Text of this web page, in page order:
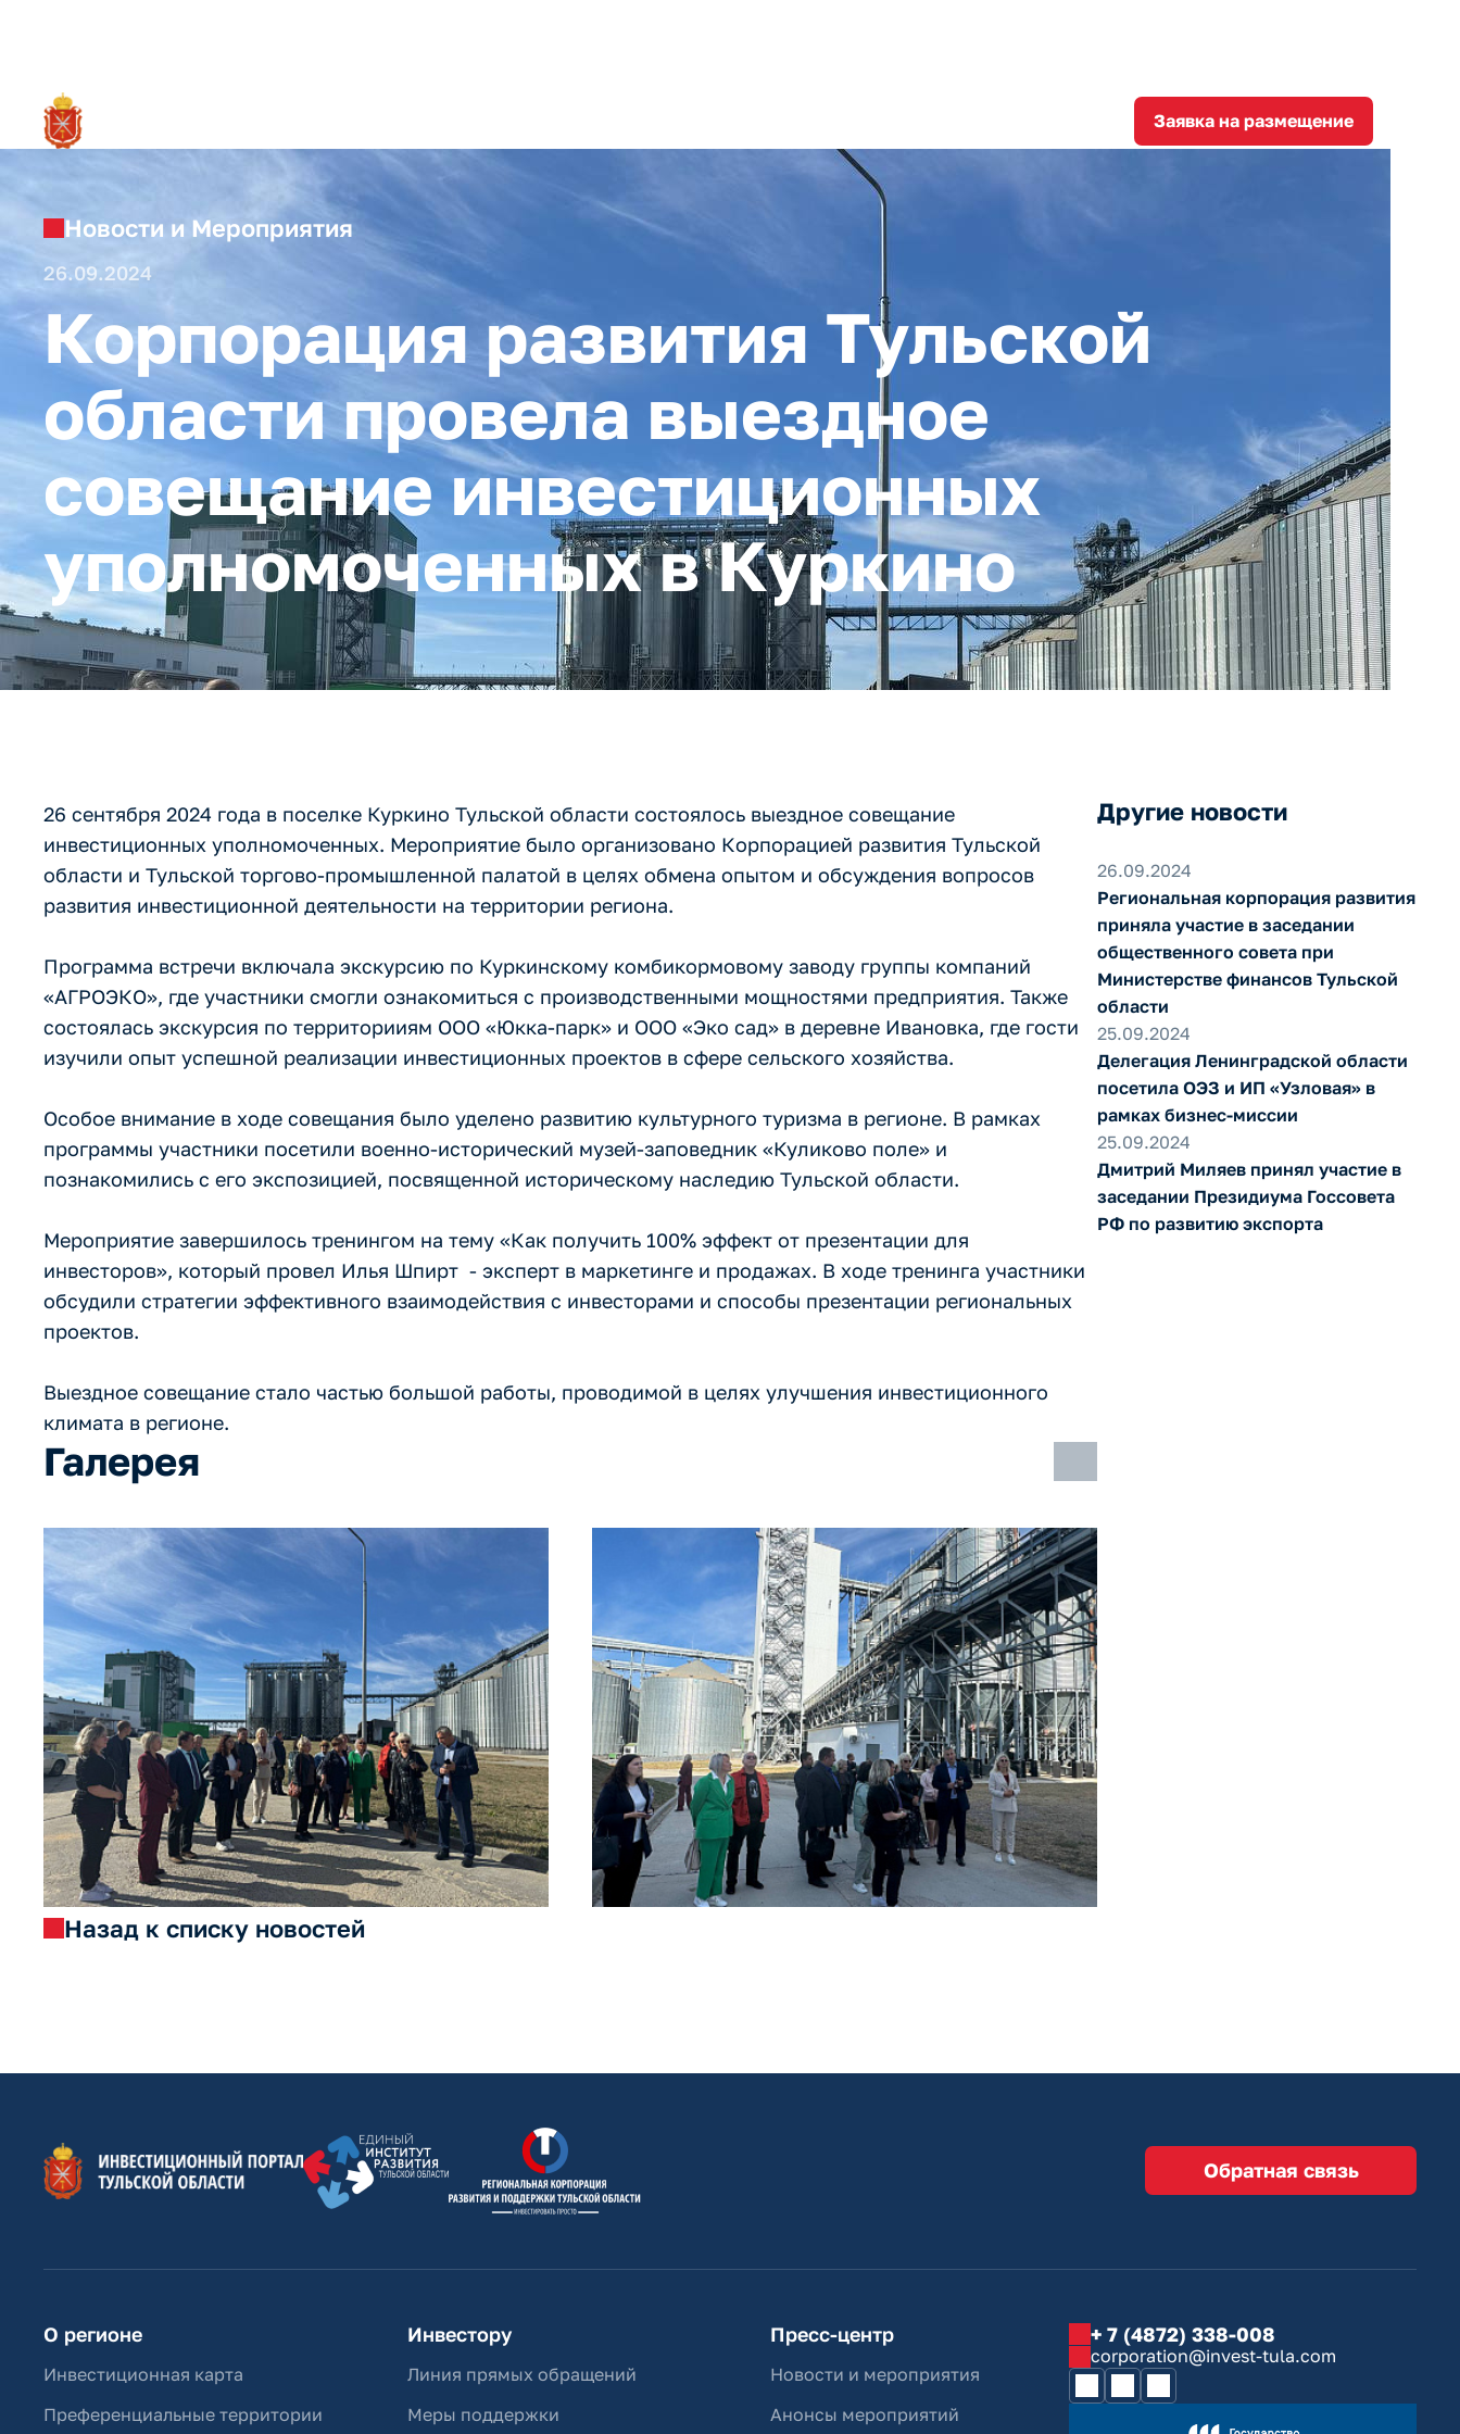
Заявка на размещение
Новости и Мероприятия
26.09.2024
Корпорация развития Тульской
области провела выездное
совещание инвестиционных
уполномоченных в Куркино
26 сентября 2024 года в поселке Куркино Тульской области состоялось выездное совещание
инвестиционных уполномоченных. Мероприятие было организовано Корпорацией развития Тульской
области и Тульской торгово-промышленной палатой в целях обмена опытом и обсуждения вопросов
развития инвестиционной деятельности на территории региона.
Программа встречи включала экскурсию по Куркинскому комбикормовому заводу группы компаний
«АГРОЭКО», где участники смогли ознакомиться с производственными мощностями предприятия. Также
состоялась экскурсия по территорииям ООО «Юкка-парк» и ООО «Эко сад» в деревне Ивановка, где гости
изучили опыт успешной реализации инвестиционных проектов в сфере сельского хозяйства.
Особое внимание в ходе совещания было уделено развитию культурного туризма в регионе. В рамках
программы участники посетили военно-исторический музей-заповедник «Куликово поле» и
познакомились с его экспозицией, посвященной историческому наследию Тульской области.
Мероприятие завершилось тренингом на тему «Как получить 100% эффект от презентации для
инвесторов», который провел Илья Шпирт - эксперт в маркетинге и продажах. В ходе тренинга участники
обсудили стратегии эффективного взаимодействия с инвесторами и способы презентации региональных
проектов.
Выездное совещание стало частью большой работы, проводимой в целях улучшения инвестиционного
климата в регионе.
Галерея
Назад к списку новостей
Другие новости
26.09.2024
Региональная корпорация развития
приняла участие в заседании
общественного совета при
Министерстве финансов Тульской
области
25.09.2024
Делегация Ленинградской области
посетила ОЭЗ и ИП «Узловая» в
рамках бизнес-миссии
25.09.2024
Дмитрий Миляев принял участие в
заседании Президиума Госсовета
РФ по развитию экспорта
Обратная связь
О регионе
Инвестиционная карта
Преференциальные территории
Инвестору
Линия прямых обращений
Меры поддержки
Пресс-центр
Новости и мероприятия
Анонсы мероприятий
+ 7 (4872) 338-008
corporation@invest-tula.com